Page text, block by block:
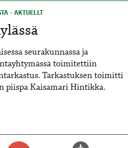
- AKTUELLT
seurakunnassa ja
toimitettiin
Tarkastuksen toimitti
piispa Kaisamari Hintikka.